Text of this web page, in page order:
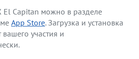
El Capitan можно в разделе
App Store. Загрузка и установка
участия и